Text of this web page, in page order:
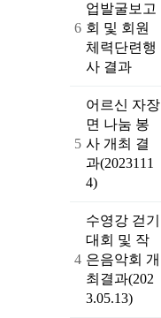
6
업발굴보고
회 및 회원
체력단련행
사 결과
5
어르신 자장
면 나눔 봉
사 개최 결
과(2023111
4)
4
수영강 걷기
대회 및 작
은음악회 개
최결과(202
3.05.13)